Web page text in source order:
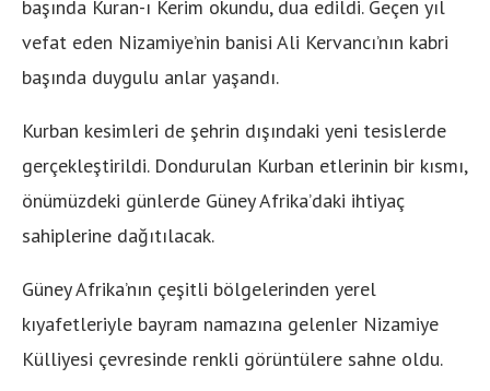
başında Kuran-ı Kerim okundu, dua edildi. Geçen yıl
vefat eden Nizamiye’nin banisi Ali Kervancı’nın kabri
başında duygulu anlar yaşandı.
Kurban kesimleri de şehrin dışındaki yeni tesislerde
gerçekleştirildi. Dondurulan Kurban etlerinin bir kısmı,
önümüzdeki günlerde Güney Afrika’daki ihtiyaç
sahiplerine dağıtılacak.
Güney Afrika’nın çeşitli bölgelerinden yerel
kıyafetleriyle bayram namazına gelenler Nizamiye
Külliyesi çevresinde renkli görüntülere sahne oldu.